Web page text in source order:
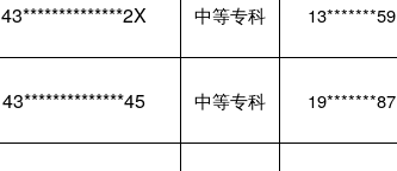
43**************2X 中等专科 13*******59
43**************45 中等专科 19*******87